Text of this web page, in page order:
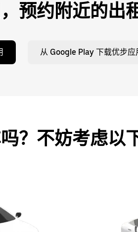
预约附近的出
从 Google Play 下载优步应
？不妨考虑以